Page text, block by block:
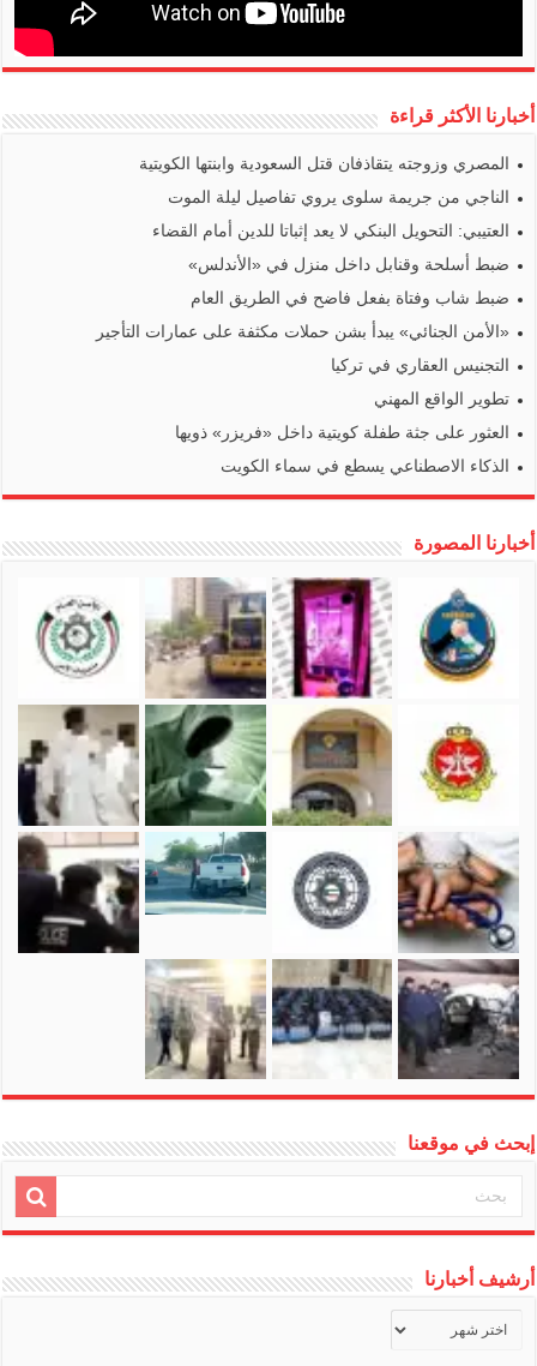
أخبارنا الأكثر قراءة
المصري وزوجته يتقاذفان قتل السعودية وابنتها الكويتية
الناجي من جريمة سلوى يروي تفاصيل ليلة الموت
العتيبي: التحويل البنكي لا يعد إثباتا للدين أمام القضاء
ضبط أسلحة وقنابل داخل منزل في «الأندلس»
ضبط شاب وفتاة بفعل فاضح في الطريق العام
«الأمن الجنائي» يبدأ بشن حملات مكثفة على عمارات التأجير
التجنيس العقاري في تركيا
تطوير الواقع المهني
العثور على جثة طفلة كويتية داخل «فريزر» ذويها
الذكاء الاصطناعي يسطع في سماء الكويت
أخبارنا المصورة
إبحث في موقعنا
أرشيف أخبارنا
أخبارنا